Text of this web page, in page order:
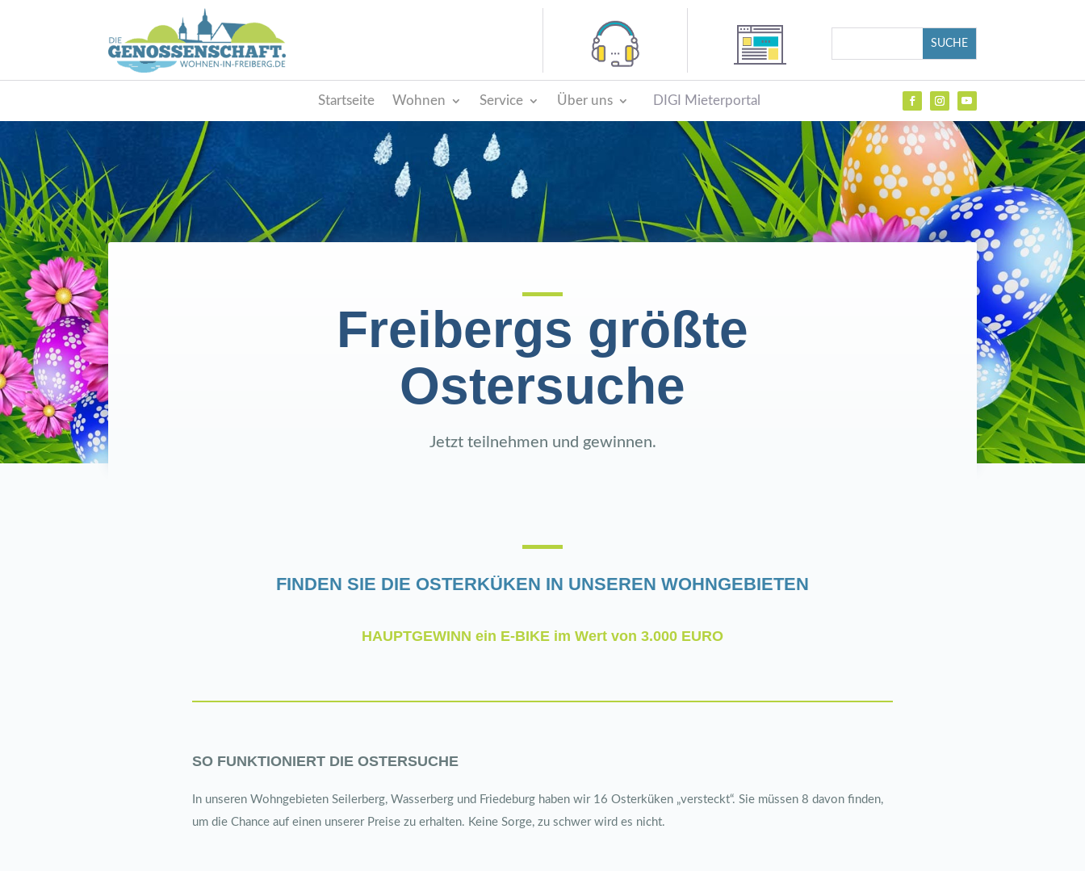
Startseite Wohnen Service Über uns DIGI Mieterportal
Freibergs größte
Ostersuche
Jetzt teilnehmen und gewinnen.
FINDEN SIE DIE OSTERKÜKEN IN UNSEREN WOHNGEBIETEN
HAUPTGEWINN ein E-BIKE im Wert von 3.000 EURO
SO FUNKTIONIERT DIE OSTERSUCHE
In unseren Wohngebieten Seilerberg, Wasserberg und Friedeburg haben wir 16 Osterküken „versteckt“. Sie müssen 8 davon finden,
um die Chance auf einen unserer Preise zu erhalten. Keine Sorge, zu schwer wird es nicht.